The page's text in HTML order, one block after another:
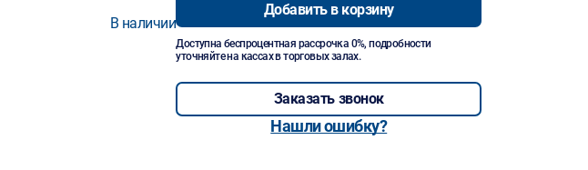
В наличии
Добавить в корзину
Доступна беспроцентная рассрочка 0%, подробности
уточняйте на кассах в торговых залах.
Заказать звонок
Нашли ошибку?